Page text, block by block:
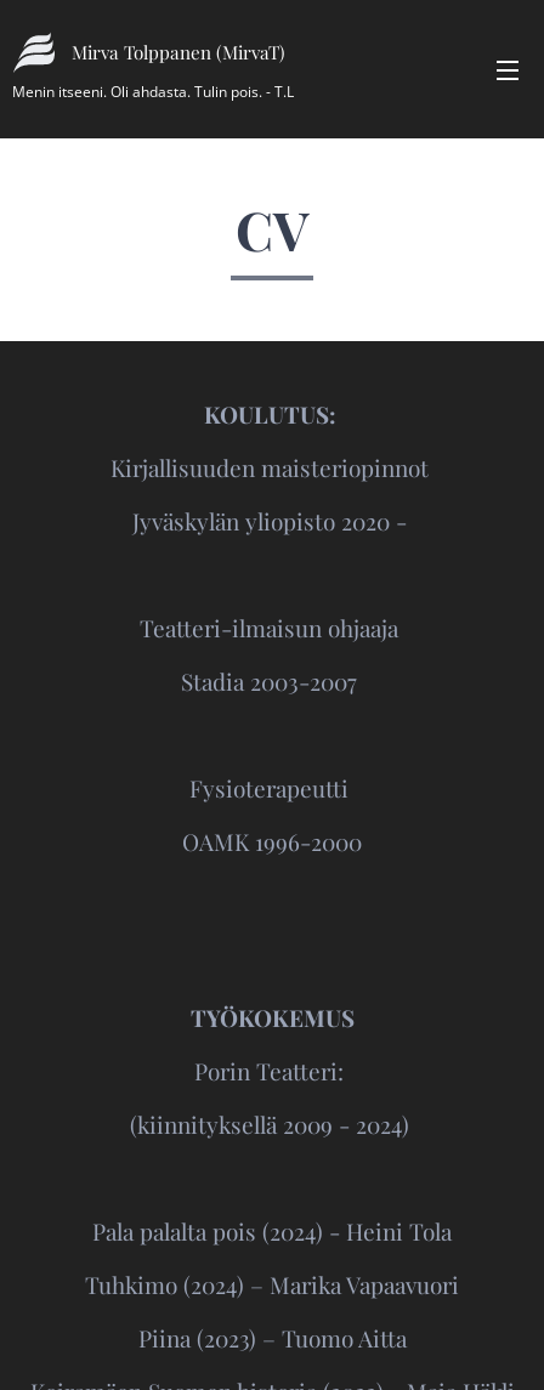
Mirva Tolppanen (MirvaT)
Menin itseeni. Oli ahdasta. Tulin pois. - T.L
CV
KOULUTUS:
Kirjallisuuden maisteriopinnot
Jyväskylän yliopisto 2020 -
Teatteri-ilmaisun ohjaaja
Stadia 2003-2007
Fysioterapeutti
OAMK 1996-2000
TYÖKOKEMUS
Porin Teatteri:
(kiinnityksellä 2009 - 2024)
Pala palalta pois (2024) - Heini Tola
Tuhkimo (2024) – Marika Vapaavuori
Piina (2023) – Tuomo Aitta